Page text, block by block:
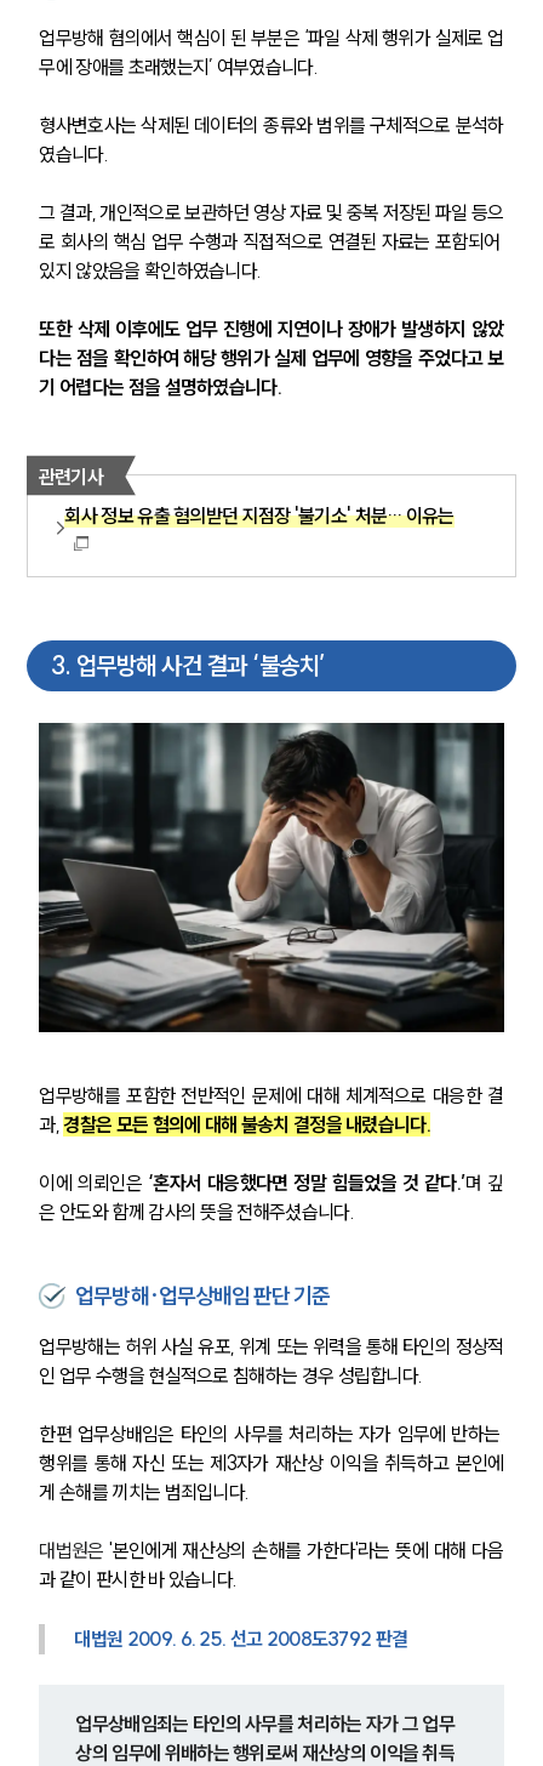
업무방해 혐의에서 핵심이 된 부분은 ‘파일 삭제 행위가 실제로 업
무에 장애를 초래했는지’ 여부였습니다.
형사변호사는 삭제된 데이터의 종류와 범위를 구체적으로 분석하
였습니다.
그 결과, 개인적으로 보관하던 영상 자료 및 중복 저장된 파일 등으
로 회사의 핵심 업무 수행과 직접적으로 연결된 자료는 포함되어
있지 않았음을 확인하였습니다.
또한 삭제 이후에도 업무 진행에 지연이나 장애가 발생하지 않았
다는 점을 확인하여 해당 행위가 실제 업무에 영향을 주었다고 보
기 어렵다는 점을 설명하였습니다.
관련기사
회사 정보 유출 혐의받던 지점장 '불기소' 처분… 이유는
3. 업무방해 사건 결과 ‘불송치’
업무방해를 포함한 전반적인 문제에 대해 체계적으로 대응한 결
과, 경찰은 모든 혐의에 대해 불송치 결정을 내렸습니다.
이에 의뢰인은 ‘혼자서 대응했다면 정말 힘들었을 것 같다.’며 깊
은 안도와 함께 감사의 뜻을 전해주셨습니다.
업무방해·업무상배임 판단 기준
업무방해는 허위 사실 유포, 위계 또는 위력을 통해 타인의 정상적
인 업무 수행을 현실적으로 침해하는 경우 성립합니다.
한편 업무상배임은 타인의 사무를 처리하는 자가 임무에 반하는
행위를 통해 자신 또는 제3자가 재산상 이익을 취득하고 본인에
게 손해를 끼치는 범죄입니다.
대법원은 '본인에게 재산상의 손해를 가한다'라는 뜻에 대해 다음
과 같이 판시한 바 있습니다.
대법원 2009. 6. 25. 선고 2008도3792 판결
업무상배임죄는 타인의 사무를 처리하는 자가 그 업무
상의 임무에 위배하는 행위로써 재산상의 이익을 취득